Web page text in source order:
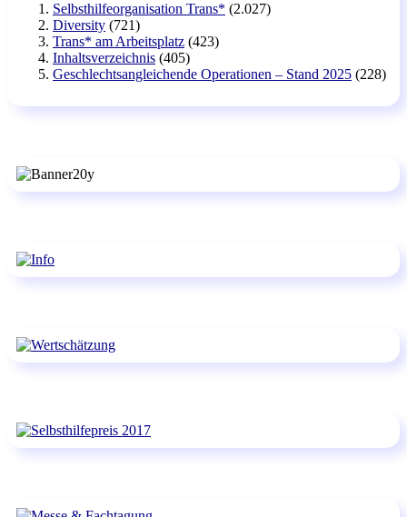
Selbsthilfeorganisation Trans* (2.027)
Diversity (721)
Trans* am Arbeitsplatz (423)
Inhaltsverzeichnis (405)
Geschlechtsangleichende Operationen – Stand 2025 (228)